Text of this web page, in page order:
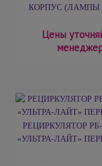
КОРПУС (ЛАМПЫ
Цены
РЕЦИРКУЛЯТОР
«УЛЬТРА-ЛАЙТ»